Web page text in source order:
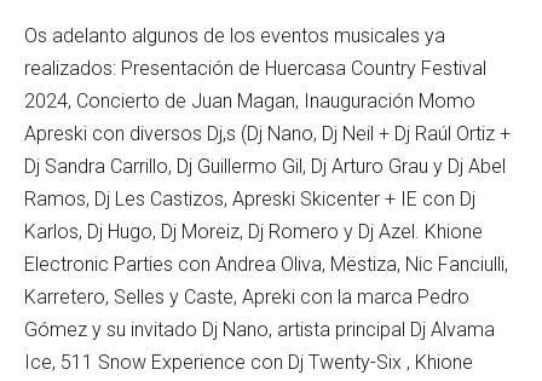
Os adelanto algunos de los eventos musicales ya
realizados: Presentación de Huercasa Country Festival
2024, Concierto de Juan Magan, Inauguración Momo
Apreski con diversos Dj,s (Dj Nano, Dj Neil + Dj Raúl Ortiz +
Dj Sandra Carrillo, Dj Guillermo Gil, Dj Arturo Grau y Dj Abel
Ramos, Dj Les Castizos, Apreski Skicenter + IE con Dj
Karlos, Dj Hugo, Dj Moreiz, Dj Romero y Dj Azel. Khione
Electronic Parties con Andrea Oliva, Mëstiza, Nic Fanciulli,
Karretero, Selles y Caste, Apreki con la marca Pedro
Gómez y su invitado Dj Nano, artista principal Dj Alvama
Ice, 511 Snow Experience con Dj Twenty-Six , Khione